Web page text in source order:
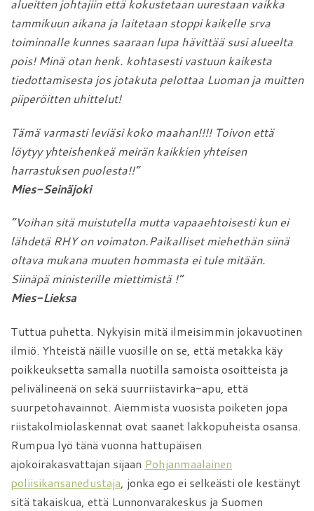
alueitten johtajiin että kokustetaan uurestaan vaikka
tammikuun aikana ja laitetaan stoppi kaikelle srva
toiminnalle kunnes saaraan lupa hävittää susi alueelta
pois! Minä otan henk. kohtasesti vastuun kaikesta
tiedottamisesta jos jotakuta pelottaa Luoman ja muitten
piiperöitten uhittelut!
Tämä varmasti leviäsi koko maahan!!!! Toivon että
löytyy yhteishenkeä meirän kaikkien yhteisen
harrastuksen puolesta!!”
Mies-Seinäjoki
”Voihan sitä muistutella mutta vapaaehtoisesti kun ei
lähdetä RHY on voimaton.Paikalliset miehethän siinä
oltava mukana muuten hommasta ei tule mitään.
Siinäpä ministerille miettimistä !”
Mies-Lieksa
Tuttua puhetta. Nykyisin mitä ilmeisimmin jokavuotinen
ilmiö. Yhteistä näille vuosille on se, että metakka käy
poikkeuksetta samalla nuotilla samoista osoitteista ja
pelivälineenä on sekä suurriistavirka-apu, että
suurpetohavainnot. Aiemmista vuosista poiketen jopa
riistakolmiolaskennat ovat saanet lakkopuheista osansa.
Rumpua lyö tänä vuonna hattupäisen
ajokoirakasvattajan sijaan Pohjanmaalainen
poliisikansanedustaja, jonka ego ei selkeästi ole kestänyt
sitä takaiskua, että Lunnonvarakeskus ja Suomen